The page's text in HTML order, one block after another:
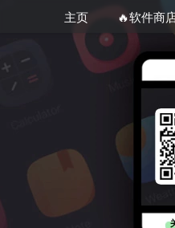
主页 🔥软件商